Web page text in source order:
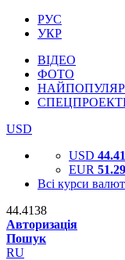
РУС
УКР
ВІДЕО
ФОТО
USD
USD
EUR
Всі курси валют
44.4138
Авторизація
Пошук
RU